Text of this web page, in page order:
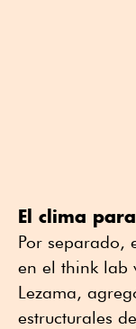
El clima
Por separado,
en el think lab
Lezama,
estructurales